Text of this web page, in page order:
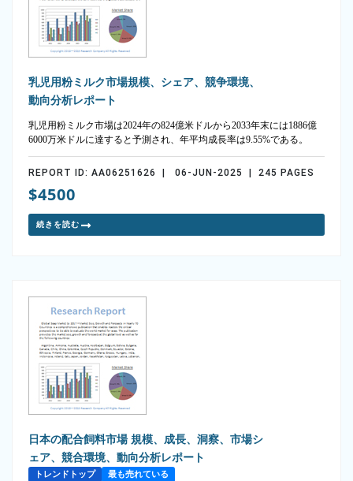
乳児用粉ミルク市場規模、シェア、競争環境、
動向分析レポート
乳児用粉ミルク市場は2024年の824億米ドルから2033年末には1886億
6000万米ドルに達すると予測され、年平均成長率は9.55%である。
REPORT ID: AA06251626 | 06-JUN-2025 | 245 PAGES
$4500
続きを読む
日本の配合飼料市場 規模、成長、洞察、市場シ
ェア、競合環境、動向分析レポート
トレンドトップ 最も売れている